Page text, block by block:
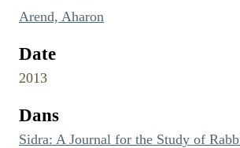
Arend, Aharon
Date
2013
Dans
Sidra: A Journal for the Study of